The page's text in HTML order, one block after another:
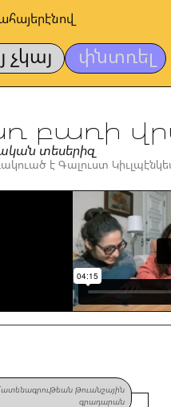
չկայ փնտռել
բառի
տեսերիզ
է Գալուստ
թուանշային
գրադարան